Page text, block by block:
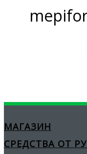
МАГАЗИН
СРЕДСТВА ОТ